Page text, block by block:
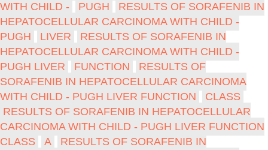
WITH CHILD -
PUGH
RESULTS OF SORAFENIB IN
HEPATOCELLULAR CARCINOMA WITH CHILD -
PUGH
LIVER
RESULTS OF SORAFENIB IN
HEPATOCELLULAR CARCINOMA WITH CHILD -
PUGH LIVER
FUNCTION
RESULTS OF
SORAFENIB IN HEPATOCELLULAR CARCINOMA
WITH CHILD - PUGH LIVER FUNCTION
CLASS
RESULTS OF SORAFENIB IN HEPATOCELLULAR
CARCINOMA WITH CHILD - PUGH LIVER FUNCTION
CLASS
A
RESULTS OF SORAFENIB IN